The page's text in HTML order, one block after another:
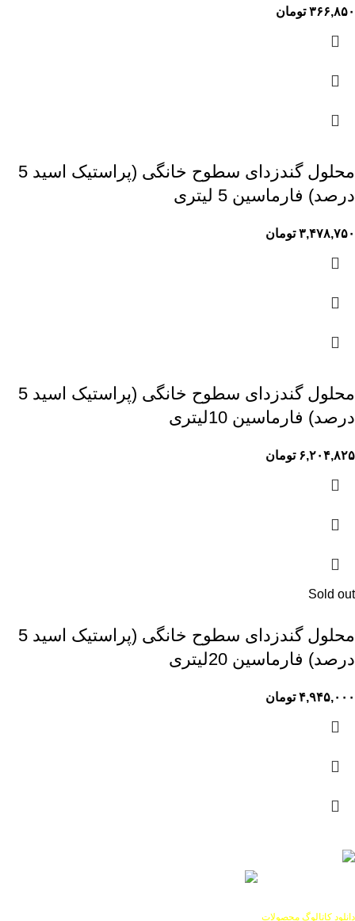
۳۶۶,۸۵۰ تومان
محلول گندزدای سطوح خانگی (پراستیک اسید 5
درصد) فارماسین 5 لیتری
۳,۴۷۸,۷۵۰ تومان
محلول گندزدای سطوح خانگی (پراستیک اسید 5
درصد) فارماسین 10لیتری
۶,۲۰۴,۸۲۵ تومان
Sold out
محلول گندزدای سطوح خانگی (پراستیک اسید 5
درصد) فارماسین 20لیتری
۴,۹۴۵,۰۰۰ تومان
دانلود کاتالوگ محصولات